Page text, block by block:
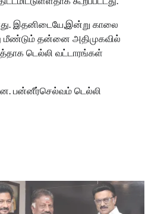
இதனிடையே,இன்று காலை
மீண்டும் தன்னை அதிமுகவில்
டெல்லி வட்டாரங்கள்
பன்னீர்செல்வம் டெல்லி